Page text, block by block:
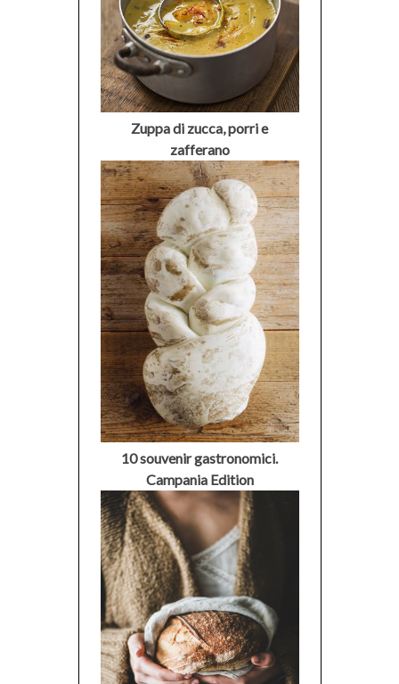
Zuppa di zucca, porri e
zafferano
10 souvenir gastronomici.
Campania Edition